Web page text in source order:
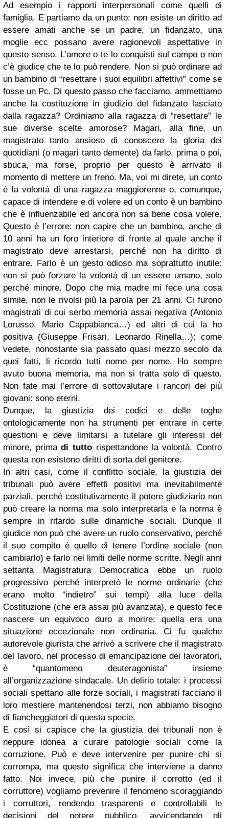
Ad esempio i rapporti interpersonali come quelli di
famiglia. E partiamo da un punto: non esiste un diritto ad
essere amati anche se un padre, un fidanzato, una
moglie ecc possano avere ragionevoli aspettative in
questo senso. L’amore o te lo conquisti sul campo o non
c’è giudice che te lo può rendere. Non si può ordinare ad
un bambino di “resettare i suoi equilibri affettivi” come se
fosse un Pc. Di questo passo che facciamo, ammettiamo
anche la costituzione in giudizio del fidanzato lasciato
dalla ragazza? Ordiniamo alla ragazza di “resettare” le
sue diverse scelte amorose? Magari, alla fine, un
magistrato tanto ansioso di conoscere la gloria dei
quotidiani (o magari tanto demente) da farlo, prima o poi,
sbuca, ma forse, proprio per questo è arrivato il
momento di mettere un freno. Ma, voi mi direte, un conto
è la volontà di una ragazza maggiorenne o, comunque,
capace di intendere e di volere ed un conto è un bambino
che è influenzabile ed ancora non sa bene cosa volere.
Questo è l’errore: non capire che un bambino, anche di
10 anni ha un foro interiore di fronte al quale anche il
magistrato deve arrestarsi, perché non ha diritto di
entrare. Farlo è un gesto odioso ma soprattutto inutile:
non si può forzare la volontà di un essere umano, solo
perché minore. Dopo che mia madre mi fece una cosa
simile, non le rivolsi più la parola per 21 anni. Ci furono
magistrati di cui serbo memoria assai negativa (Antonio
Lorusso, Mario Cappabianca…) ed altri di cui la ho
positiva (Giuseppe Frisari, Leonardo Rinella…): come
vedete, nonostante sia passato quasi mezzo secolo da
quei fatti, li ricordo tutti nome per nome. Ho sempre
avuto buona memoria, ma non si tratta solo di questo.
Non fate mai l’errore di sottovalutare i rancori dei più
giovani: sono eterni.
Dunque, la giustizia dei codici e delle toghe
ontologicamente non ha strumenti per entrare in certe
questioni e deve limitarsi a tutelare gli interessi del
minore, primadi tutto rispettandone la volontà. Contro
questa non esistono diritti di sorta del genitore.
In altri casi, come il conflitto sociale, la giustizia dei
tribunali può avere effetti positivi ma inevitabilmente
parziali, perché costitutivamente il potere giudiziario non
può creare la norma ma solo interpretarla e la norma è
sempre in ritardo sulle dinamiche sociali. Dunque il
giudice non può che avere un ruolo conservativo, perché
il suo compito è quello di tenere l’ordine sociale (non
cambiarlo) e farlo nei limiti delle norme scritte. Negli anni
settanta Magistratura Democratica ebbe un ruolo
progressivo perché interpretò le norme ordinarie (che
erano molto “indietro” sui tempi) alla luce della
Costituzione (che era assai più avanzata), e questo fece
nascere un equivoco duro a morire: quella era una
situazione eccezionale non ordinaria. Ci fu qualche
autorevole giurista che arrivò a scrivere che il magistrato
del lavoro, nel processo di emancipazione dei lavoratori,
è “quantomeno deuteragonista” insieme
all’organizzazione sindacale. Un delirio totale: i processi
sociali spettano alle forze sociali, i magistrati facciano il
loro mestiere mantenendosi terzi, non abbiamo bisogno
di fiancheggiatori di questa specie.
E così si capisce che la giustizia dei tribunali non è
neppure idonea a curare patologie sociali come la
corruzione. Può e deve intervenire per punire chi si
corrompa, ma questo significa che interviene a danno
fatto. Noi invece, più che punire il corrotto (ed il
corruttore) vogliamo prevenire il fenomeno scoraggiando
i corruttori, rendendo trasparenti e controllabili le
decisioni del potere pubblico, avvicendando gli